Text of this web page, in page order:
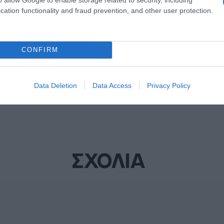
functionality and fraud prevention, and other user protection.
CONFIRM
Data Deletion Data Access Privacy Policy
ΣΧΟΛΙΑ